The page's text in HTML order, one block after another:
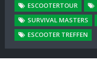
ESCOOTERTOUR
SURVIVAL MASTERS
ESCOOTER TREFFEN